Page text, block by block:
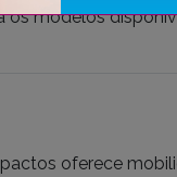
os modelos
oferece